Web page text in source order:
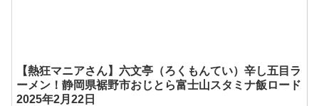
【熱狂マニアさん】六文亭（ろくもんてい）辛し五目ラ
ーメン！静岡県裾野市おじとら富士山スタミナ飯ロード
2025年2月22日